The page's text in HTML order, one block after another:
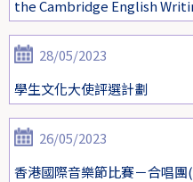
the Cambridge English
28/05/2023
學生文化大使評選計劃
26/05/2023
香港國際音樂節比賽－合唱團